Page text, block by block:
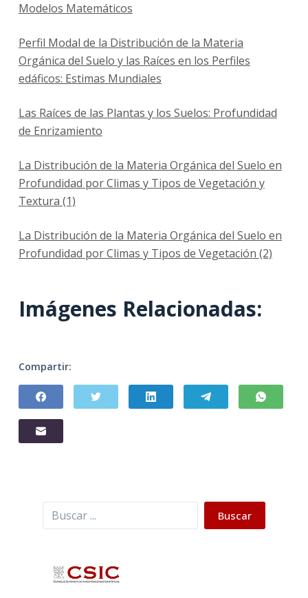
Modelos Matemáticos
Perfil Modal de la Distribución de la Materia
Orgánica del Suelo y las Raíces en los Perfiles
edáficos: Estimas Mundiales
Las Raíces de las Plantas y los Suelos: Profundidad
de Enrizamiento
La Distribución de la Materia Orgánica del Suelo en
Profundidad por Climas y Tipos de Vegetación y
Textura (1)
La Distribución de la Materia Orgánica del Suelo en
Profundidad por Climas y Tipos de Vegetación (2)
Imágenes Relacionadas:
Compartir:
Buscar Buscar